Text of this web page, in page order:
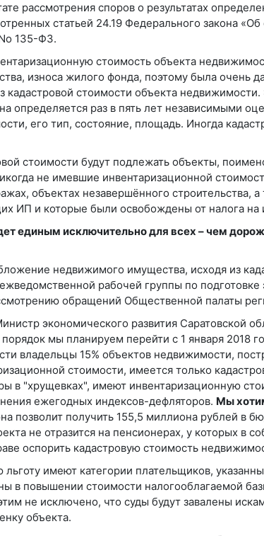
рассмотрения споров о результатах
статьей 24.19 Федерального закона
135-ФЗ.
стоимость объекта
износа жилого фонда, поэтому была очень
кадастровой стоимости объекта
определяется раз в пять лет независимыми
его тип, состояние, площадь. Иногда
стоимости будут подлежать объекты,
не имевшие инвентаризационной
объектах незавершённого строительства,
ИП и которые были освобождены от налога
единым исключительно для всех – чем
недвижимого имущества, исходя из
рабочей группы по
обращений Общественной палаты
экономического развития Саратовской
мы планируем перейти с 1 января 2018
владельцы 15% объектов недвижимости,
стоимости, имеется только
в "хрущевках", имеют инвентаризационную
ежегодных индексов-дефляторов. Мы
позволит получить 155,5 миллиона рублей в
не отразится на пенсионерах, у которых в
оспорить кадастровую стоимость
имеют категории плательщиков,
в повышении стоимости налогооблагаемой
не исключено, что суды будут завалены
объекта.